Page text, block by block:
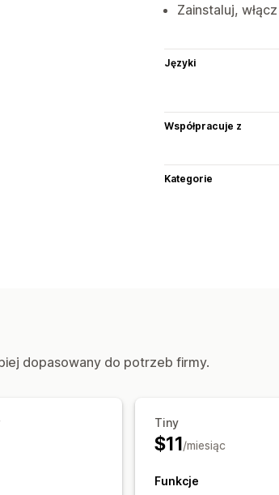
Zainstaluj,
Języki
Współpracuje z
Kategorie
dopasowany do potrzeb firmy.
Tiny
$11/miesiąc
Funkcje